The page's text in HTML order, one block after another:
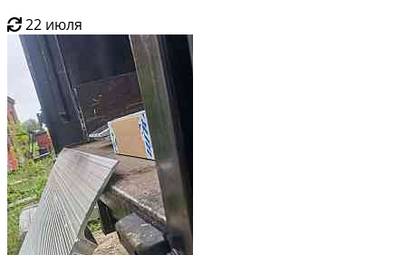
22 июля